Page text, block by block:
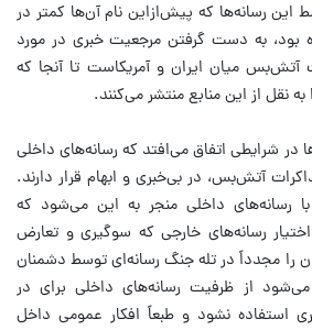
رسانه‌ها که پیش‌ازاین نام آن‌ها کمتر در
بود، به دست گرفتن مرجعیت خبری در مورد
آتش‌بس میان ایران و آمریکاست تا آنجا که
به نقل از این منابع منتشر می‌کنند.
در شرایطی اتفاق می‌افتد که رسانه‌های داخلی
آتش‌بس، در بی‌خبری و ابهام قرار دارند.
رسانه‌های داخلی منجر به این می‌شود که
رسانه‌های خارجی که سوگیری و تعارض
را مجدداً در تله جنگ رسانه‌ای توسط دشمنان
از ظرفیت رسانه‌های داخلی برای در
استفاده نشود و طبعاً افکار عمومی داخل